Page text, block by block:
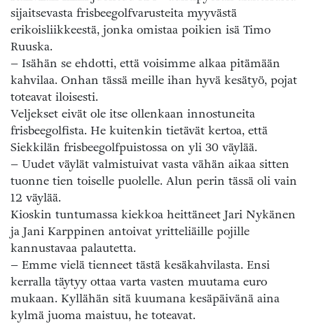
sijaitsevasta frisbeegolfvarusteita myyvästä
erikoisliikkeestä, jonka omistaa poikien isä Timo
Ruuska.
– Isähän se ehdotti, että voisimme alkaa pitämään
kahvilaa. Onhan tässä meille ihan hyvä kesätyö, pojat
toteavat iloisesti.
Veljekset eivät ole itse ollenkaan innostuneita
frisbeegolfista. He kuitenkin tietävät kertoa, että
Siekkilän frisbeegolfpuistossa on yli 30 väylää.
– Uudet väylät valmistuivat vasta vähän aikaa sitten
tuonne tien toiselle puolelle. Alun perin tässä oli vain
12 väylää.
Kioskin tuntumassa kiekkoa heittäneet Jari Nykänen
ja Jani Karppinen antoivat yritteliäille pojille
kannustavaa palautetta.
– Emme vielä tienneet tästä kesäkahvilasta. Ensi
kerralla täytyy ottaa varta vasten muutama euro
mukaan. Kyllähän sitä kuumana kesäpäivänä aina
kylmä juoma maistuu, he toteavat.